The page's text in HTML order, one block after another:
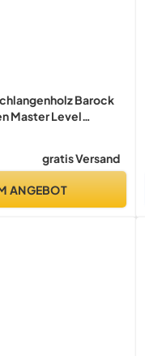
Barock
Master Level
Sweet Tone 4/4
gratis Versand
ANGEBOT